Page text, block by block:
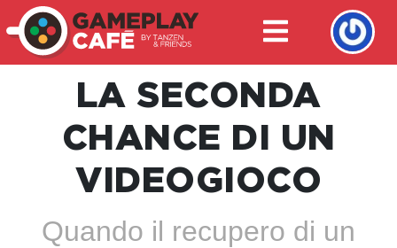
LA SECONDA
CHANCE DI UN
VIDEOGIOCO
Quando il recupero di un